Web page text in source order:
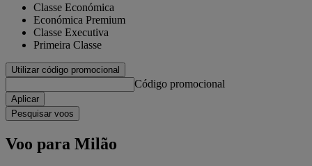
Classe Económica
Económica Premium
Classe Executiva
Primeira Classe
Utilizar código promocional
Código promocional
Aplicar
Pesquisar voos
Voo para Milão